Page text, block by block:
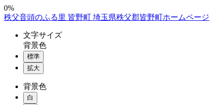
コ
ン
0%
秩父音頭のふる里 皆野町 埼玉県秩父郡皆野町ホームページ
文字サイズ
背景色
標準
拡大
背景色
白